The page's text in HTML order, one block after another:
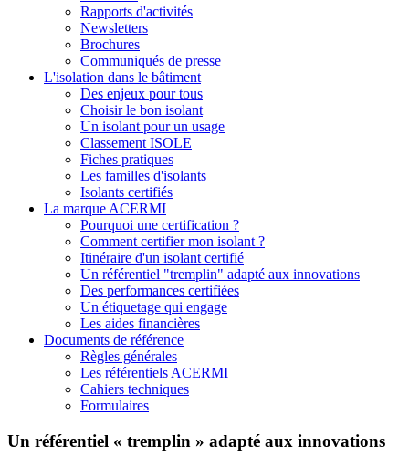
Rapports d'activités
Newsletters
Brochures
Communiqués de presse
L'isolation dans le bâtiment
Des enjeux pour tous
Choisir le bon isolant
Un isolant pour un usage
Classement ISOLE
Fiches pratiques
Les familles d'isolants
Isolants certifiés
La marque ACERMI
Pourquoi une certification ?
Comment certifier mon isolant ?
Itinéraire d'un isolant certifié
Un référentiel "tremplin" adapté aux innovations
Des performances certifiées
Un étiquetage qui engage
Les aides financières
Documents de référence
Règles générales
Les référentiels ACERMI
Cahiers techniques
Formulaires
Un référentiel « tremplin » adapté aux innovations